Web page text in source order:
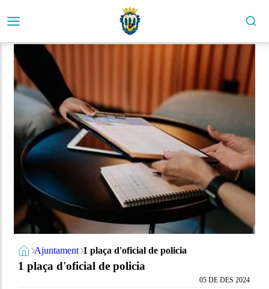
Ajuntament 1 plaça d'oficial de policia
1 plaça d'oficial de policia
05 DE DES 2024